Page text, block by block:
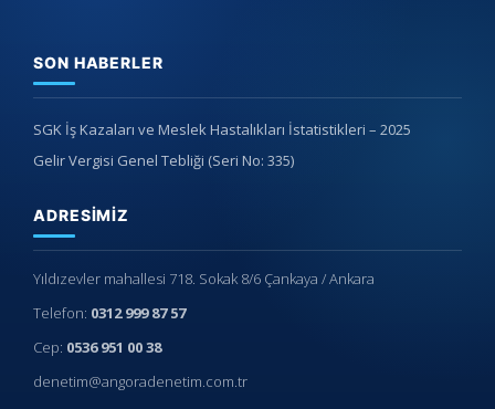
SON HABERLER
SGK İş Kazaları ve Meslek Hastalıkları İstatistikleri – 2025
Gelir Vergisi Genel Tebliği (Seri No: 335)
ADRESIMIZ
Yıldızevler mahallesi 718. Sokak 8/6 Çankaya / Ankara
Telefon: 0312 999 87 57
Cep: 0536 951 00 38
denetim@angoradenetim.com.tr